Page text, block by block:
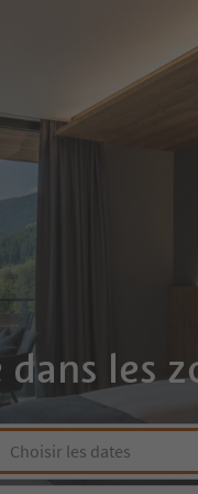
les
Choisir les dates
or Enter to open